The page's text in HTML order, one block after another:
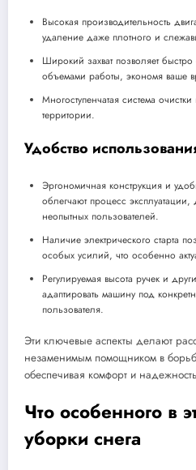
Высокая производительность
удаление даже плотного и
Широкий захват позволяет
объемами работы, экономя ваше
Многоступенчатая система
территории.
Удобство
Эргономичная конструкция и
облегчают процесс
неопытных пользователей.
Наличие электрического старта
особых усилий, что особенно
Регулируемая высота ручек и
адаптировать машину под
пользователя.
Эти ключевые аспекты делают
незаменимым помощником в
обеспечивая комфорт и
Что особенного в
уборки снега